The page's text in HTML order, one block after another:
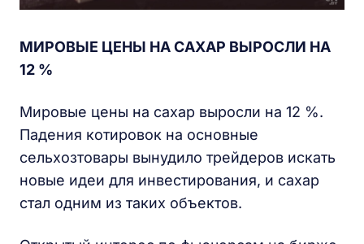
МИРОВЫЕ ЦЕНЫ НА САХАР ВЫРОСЛИ НА
12 %
Мировые цены на сахар выросли на 12 %.
Падения котировок на основные
сельхозтовары вынудило трейдеров искать
новые идеи для инвестирования, и сахар
стал одним из таких объектов.